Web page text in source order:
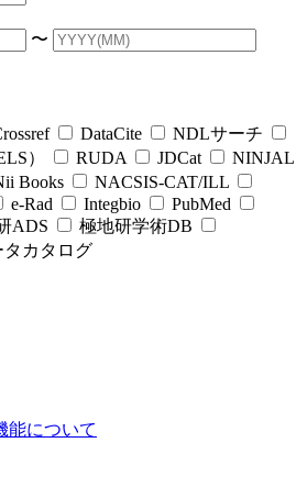
〜
DataCite
NDLサーチ
）
RUDA JDCat
NINJAL
Books
NACSIS-CAT/ILL
e-Rad Integbio
PubMed
ADS
極地研学術DB
タカタログ
能について